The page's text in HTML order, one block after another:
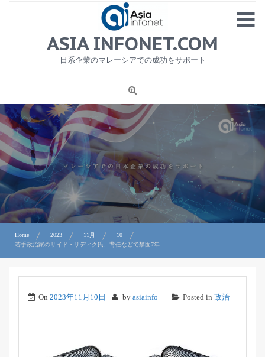
MENU
1
ニュース
労務サービス
プライバシーポリシー及び著作権について
お問合せ
ASIA INFONET.COM
日系企業のマレーシアでの成功をサポート
Home 2023 11月
10
若手政治家のサイド・サディク氏、背任などで禁固7年
On 2023年11月10日 by asiainfo Posted in 政治